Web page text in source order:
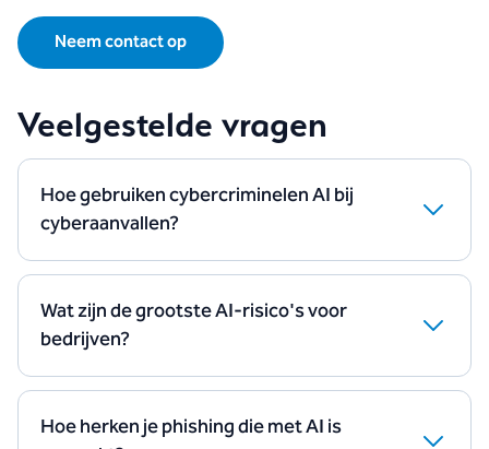
Neem contact op
Veelgestelde vragen
Hoe gebruiken cybercriminelen AI bij
cyberaanvallen?
aanvalstechnieken slimmer en overtuigender te
maken. Denk aan gepersonaliseerde phishingmails,
deepfake-video's, nagemaakte stemgeluiden en
geautomatiseerde analyses van kwetsbaarheden in
systemen. Hierdoor worden aanvallen moeilijker te
Wat zijn de grootste AI-risico's voor
bedrijven?
deepfakes, social engineering, geautomatiseerde
aanvallen en het misbruiken van AI-systemen zelf.
Hoe herken je phishing die met AI is